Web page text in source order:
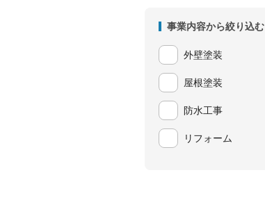
事業内容から絞り込む
外壁塗装
屋根塗装
防水工事
リフォーム